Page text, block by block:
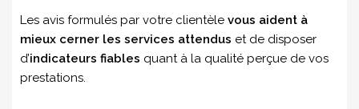
Les avis formulés par votre clientèle vous aident à
mieux cerner les services attendus et de disposer
d’indicateurs fiables quant à la qualité perçue de vos
prestations.